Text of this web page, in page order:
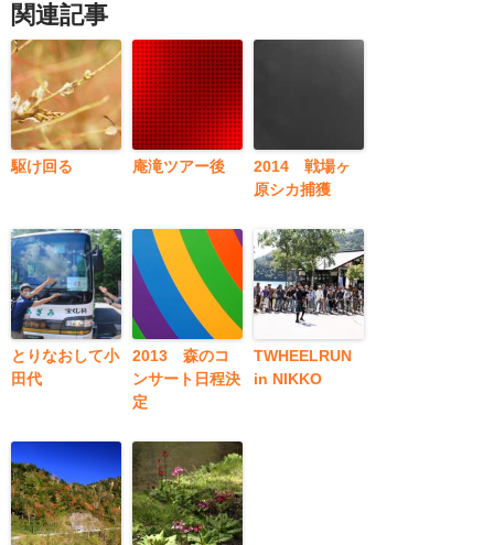
関連記事
駆け回る 庵滝ツアー後
2014 戦場ヶ
原シカ捕獲
とりなおして小
田代
2013 森のコ
ンサート日程決
定
TWHEELRUN
in NIKKO